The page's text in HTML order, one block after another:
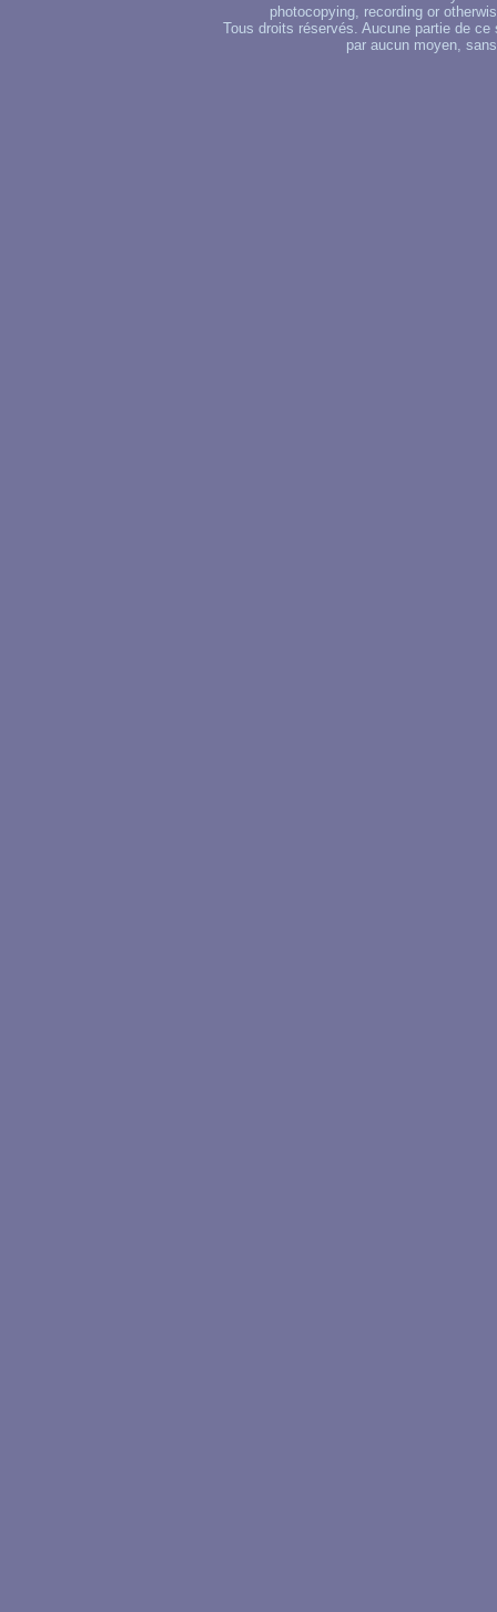
photocopying, recording or
Tous droits réservés. Aucune partie de
par aucun moyen,